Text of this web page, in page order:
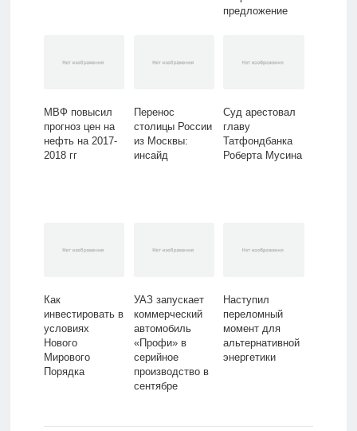
предложение
МВФ повысил
прогноз цен на
нефть на 2017-
2018 гг
Перенос
столицы России
из Москвы:
инсайд
Суд арестовал
главу
Татфондбанка
Роберта Мусина
Как
инвестировать в
условиях
Нового
Мирового
Порядка
УАЗ запускает
коммерческий
автомобиль
«Профи» в
серийное
производство в
сентябре
Наступил
переломный
момент для
альтернативной
энергетики